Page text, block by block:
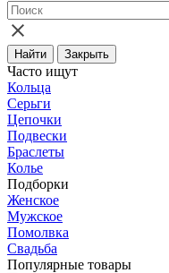
Найти Закрыть
Часто ищут
Кольца
Серьги
Цепочки
Подвески
Браслеты
Колье
Подборки
Женское
Мужское
Помолвка
Свадьба
Популярные товары